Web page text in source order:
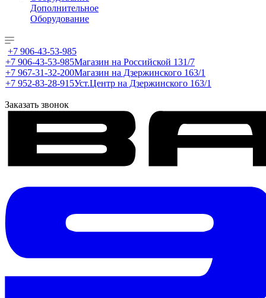
Дополнительное
Оборудование
+7 906-43-53-985
+7 906-43-53-985Магазин на Российской 131/7
+7 967-31-32-200Магазин на Дзержинского 163/1
+7 952-83-28-915Уст.Центр на Дзержинского 163/1
Заказать звонок